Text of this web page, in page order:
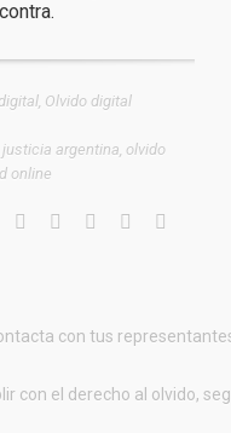
Olvido digital
justicia argentina olvido
online
con tus
con el derecho al olvido,